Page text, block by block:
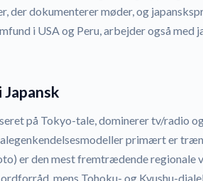
der dokumenterer møder, og
i USA og Peru, arbejder også med
på Tokyo-tale, dominerer tv/radio
primært er
er den mest fremtrædende regionale
mens Tohoku- og Kyushu-